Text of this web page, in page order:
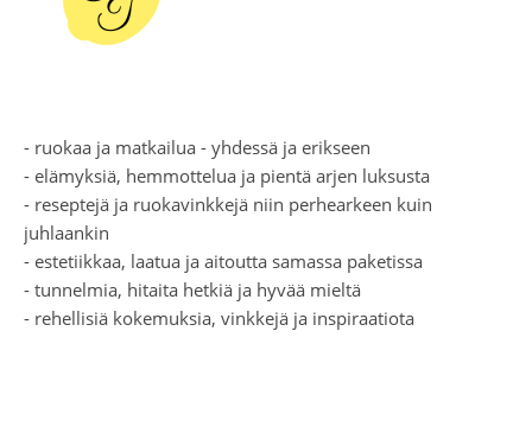
- ruokaa ja matkailua - yhdessä ja erikseen
- elämyksiä, hemmottelua ja pientä arjen luksusta
- reseptejä ja ruokavinkkejä niin perhearkeen kuin
juhlaankin
- estetiikkaa, laatua ja aitoutta samassa paketissa
- tunnelmia, hitaita hetkiä ja hyvää mieltä
- rehellisiä kokemuksia, vinkkejä ja inspiraatiota